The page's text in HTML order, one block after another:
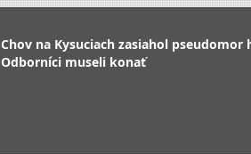
Chov na Kysuciach zasiahol pseudomor
Odborníci museli konať